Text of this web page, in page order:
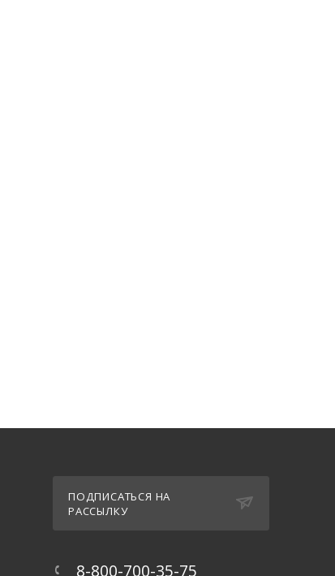
ПОДПИСАТЬСЯ НА
РАССЫЛКУ
8-800-700-35-75